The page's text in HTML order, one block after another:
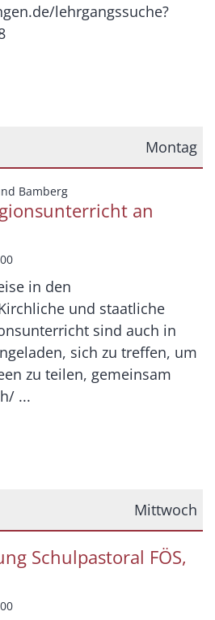
lehrgangssuche?
Montag
2026
Bamberg:
an
in den
und staatliche
sind auch in
sich zu treffen, um
zu teilen, gemeinsam
...
Mittwoch
2026
Schulpastoral FÖS,